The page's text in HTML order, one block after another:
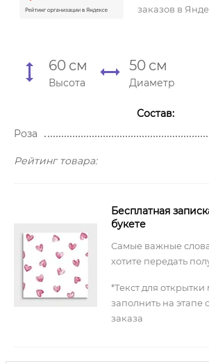
заказов в
60 см
Высота
50 см
Диаметр
Состав:
Роза
Рейтинг товара:
Бесплатная
букете
Самые важные
хотите передать
*Текст для
заполнить на
заказа